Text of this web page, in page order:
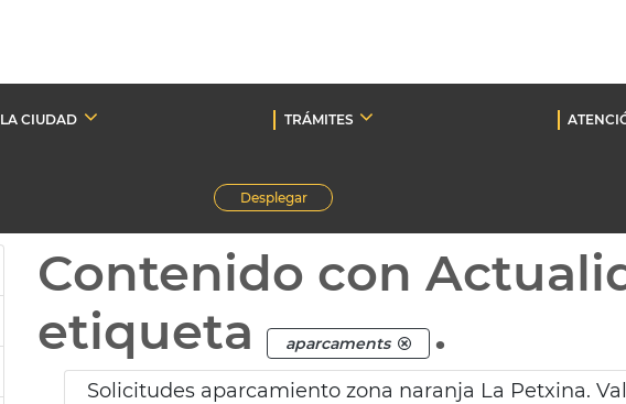
LA CIUDAD TRÁMITES
Desplegar
Contenido con
etiqueta
aparcaments .
Solicitudes aparcamiento zona naranja La Petxina.